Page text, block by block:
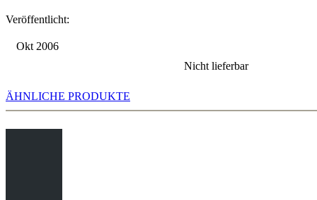
Veröffentlicht:
Okt 2006
Nicht lieferbar
ÄHNLICHE PRODUKTE